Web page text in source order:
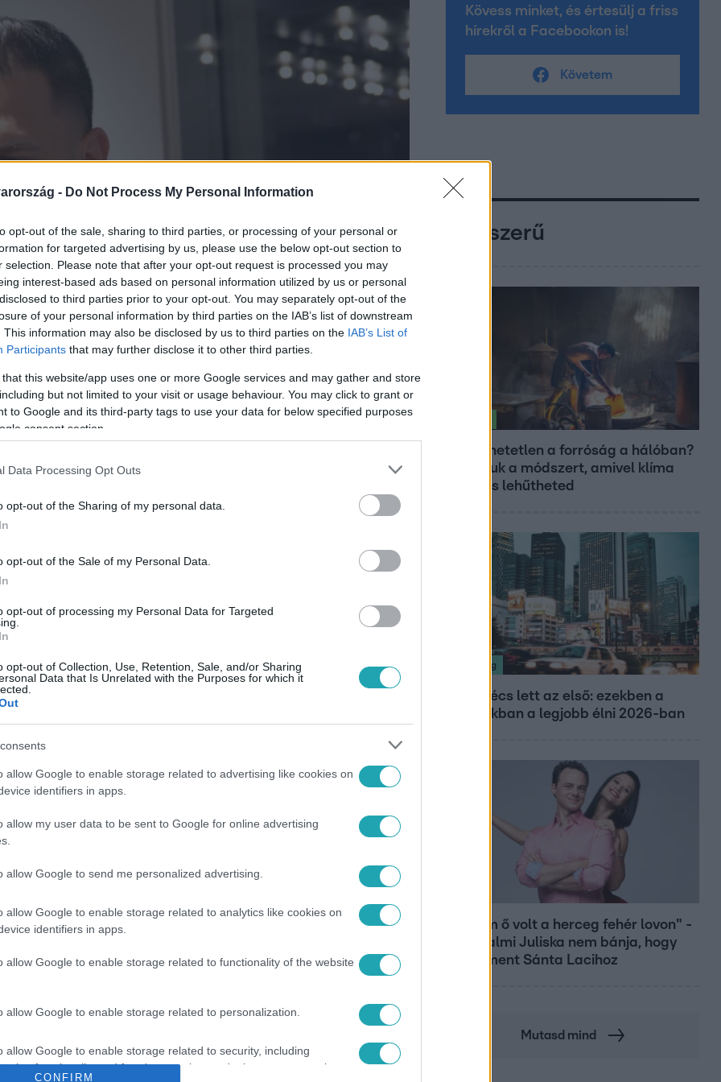
- Do Not Process My Personal Information
opt-out of the sale, sharing to third parties, or processing of your personal or
for targeted advertising by us, please use the below opt-out section to
selection. Please note that after your opt-out request is processed you may
interest-based ads based on personal information utilized by us or personal
to third parties prior to your opt-out. You may separately opt-out of the
of your personal information by third parties on the IAB’s list of downstream
This information may also be disclosed by us to third parties on the IAB’s List of
Participants that may further disclose it to other third parties.
that this website/app uses one or more Google services and may gather and store
but not limited to your visit or usage behaviour. You may click to grant or
to Google and its third-party tags to use your data for below specified purposes
consent section.
Data Processing Opt Outs
opt-out of the Sharing of my personal data.
opt-out of the Sale of my Personal Data.
opt-out of processing my Personal Data for Targeted
opt-out of Collection, Use, Retention, Sale, and/or Sharing
Data that Is Unrelated with the Purposes for which it
allow Google to enable storage related to advertising like cookies on
identifiers in apps.
allow my user data to be sent to Google for online advertising
allow Google to send me personalized advertising.
allow Google to enable storage related to analytics like cookies on
identifiers in apps.
allow Google to enable storage related to functionality of the website
allow Google to enable storage related to personalization.
allow Google to enable storage related to security, including
functionality and fraud prevention, and other user protection.
CONFIRM
és csendesen kezelni
jó élménnyel gazdagodhatott a 6 napos
és megható pillanatot is megosztott az
ne hagyd ki a videót!
menekülős reality-t az
legyen a Google-találatokban!
EVELIN # SZABADULÓBULI
Kövess minket, és értesülj a friss
hírekről a Facebookon is!
Követem
Népszerű
Elviselhetetlen a forróság a hálóban?
Mutatjuk a módszert, amivel klíma
nélkül is lehűtheted
Nagyvilág
Nem Bécs lett az első: ezekben a
városokban a legjobb élni 2026-ban
"Nekem ő volt a herceg fehér lovon" -
Széphalmi Juliska nem bánja, hogy
hozzáment Sánta Lacihoz
Mutasd mind